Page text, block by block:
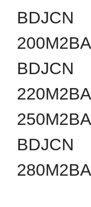
BDJCN
200
BDJCN
220
250
BDJCN
280